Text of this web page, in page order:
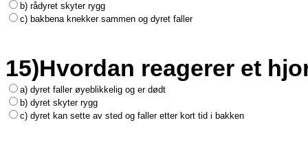
b) rådyret skyter rygg
c) bakbena knekker sammen og dyret faller
15)Hvordan reagerer et
a) dyret faller øyeblikkelig og er dødt
b) dyret skyter rygg
c) dyret kan sette av sted og faller etter kort tid i bakken